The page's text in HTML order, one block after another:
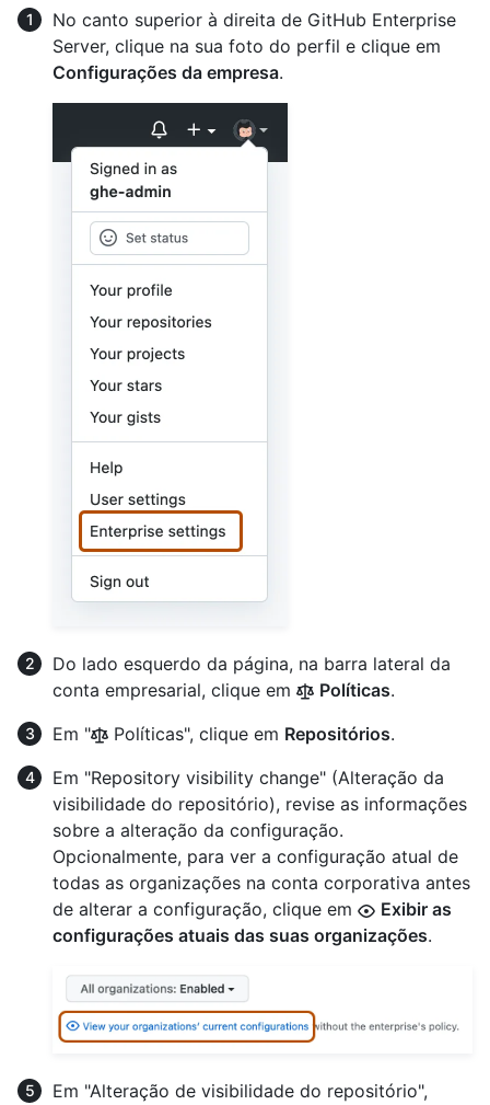
No canto superior à direita de GitHub Enterprise
Server, clique na sua foto do perfil e clique em
Configurações da empresa.
Do lado esquerdo da página, na barra lateral da
conta empresarial, clique em
Políticas.
Em "
Políticas", clique em Repositórios.
Em "Repository visibility change" (Alteração da
visibilidade do repositório), revise as informações
sobre a alteração da configuração.
Opcionalmente, para ver a configuração atual de
todas as organizações na conta corporativa antes
de alterar a configuração, clique em
Exibir as
configurações atuais das suas organizações.
Em "Alteração de visibilidade do repositório",